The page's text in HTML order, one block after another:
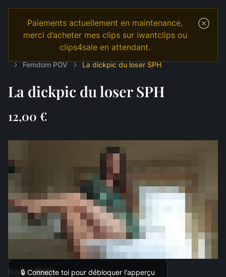
Paiements actuellement en maintenance,
merci d’acheter mes clips sur iwantclips ou
clips4sale en attendant.
Femdom POV
La dickpic du loser SPH
La dickpic du loser SPH
12,00 €
🔒 Connecte toi pour débloquer l'apperçu
Durée: 08:00